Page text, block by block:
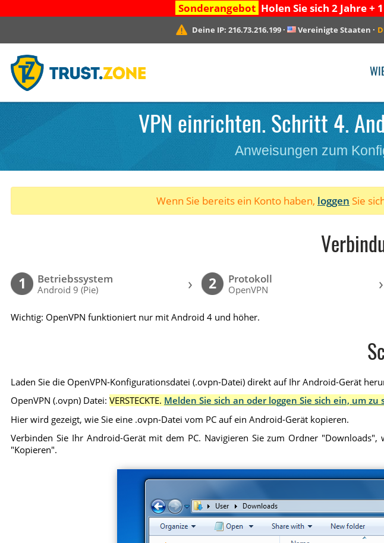
Sonderangebot Holen Sie sich 2 Jahre +
Deine IP: 216.73.216.199· Vereinigte Staaten ·
VPN einrichten. Schritt 4.
Anweisungen zum
Wenn Sie bereits ein Konto haben, loggen Sie
1 Betriebssystem
Android 9 (Pie) › 2 Protokoll
OpenVPN ›
Wichtig: OpenVPN funktioniert nur mit Android 4 und höher.
Laden Sie die OpenVPN-Konfigurationsdatei (.ovpn-Datei) direkt auf Ihr Android-Gerät
OpenVPN (.ovpn) Datei: VERSTECKTE. Melden Sie sich an oder loggen Sie sich ein, um zu
Hier wird gezeigt, wie Sie eine .ovpn-Datei vom PC auf ein Android-Gerät kopieren.
Verbinden Sie Ihr Android-Gerät mit dem PC. Navigieren Sie zum Ordner
"Kopieren".